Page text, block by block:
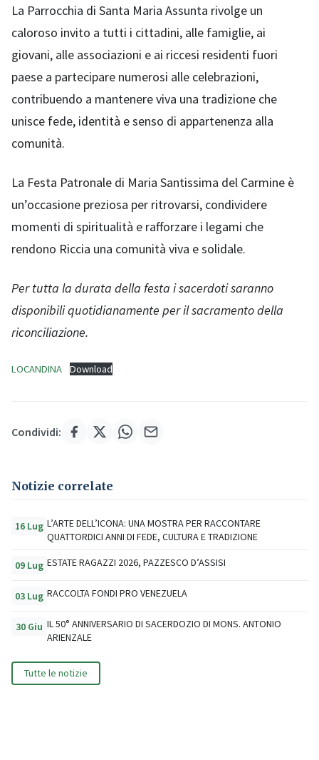
La Parrocchia di Santa Maria Assunta rivolge un
caloroso invito a tutti i cittadini, alle famiglie, ai
giovani, alle associazioni e ai riccesi residenti fuori
paese a partecipare numerosi alle celebrazioni,
contribuendo a mantenere viva una tradizione che
unisce fede, identità e senso di appartenenza alla
comunità.
La Festa Patronale di Maria Santissima del Carmine è
un’occasione preziosa per ritrovarsi, condividere
momenti di spiritualità e rafforzare i legami che
rendono Riccia una comunità viva e solidale.
Per tutta la durata della festa i sacerdoti saranno
disponibili quotidianamente per il sacramento della
riconciliazione.
LOCANDINA Download
Condividi:
Notizie correlate
16 Lug L’ARTE DELL’ICONA: UNA MOSTRA PER RACCONTARE
QUATTORDICI ANNI DI FEDE, CULTURA E TRADIZIONE
09 Lug ESTATE RAGAZZI 2026, PAZZESCO D’ASSISI
03 Lug RACCOLTA FONDI PRO VENEZUELA
30 Giu IL 50° ANNIVERSARIO DI SACERDOZIO DI MONS. ANTONIO
ARIENZALE
Tutte le notizie